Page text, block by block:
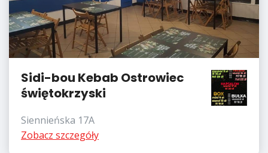
Sidi-bou Kebab Ostrowiec
świętokrzyski
Siennieńska 17A
Zobacz szczegóły